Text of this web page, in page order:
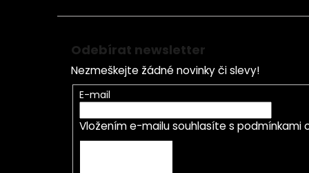
Odebírat newsletter
Nezmeškejte žádné novinky či slevy!
E-mail
Vložením e-mailu souhlasíte s podmínkami